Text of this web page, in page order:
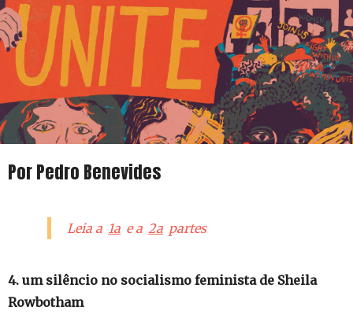
Por Pedro Benevides
Leia a 1a e a 2a partes
4. um silêncio no socialismo feminista de Sheila
Rowbotham